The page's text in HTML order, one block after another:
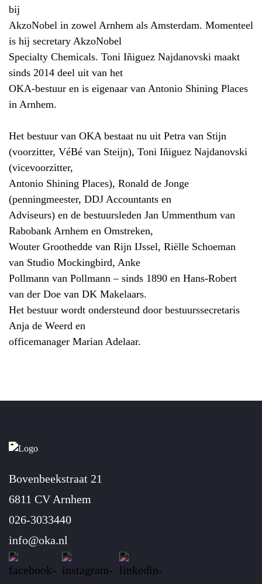
bij
AkzoNobel in zowel Arnhem als Amsterdam. Momenteel
is hij secretary AkzoNobel
Specialty Chemicals. Toni Iñiguez Najdanovski maakt
sinds 2014 deel uit van het
OKA-bestuur en is eigenaar van Antonio Shining Places
in Arnhem.
Het bestuur van OKA bestaat nu uit Petra van Stijn
(voorzitter, VéBé van Steijn), Toni Iñiguez Najdanovski
(vicevoorzitter,
Antonio Shining Places), Ronald de Jonge
(penningmeester, DDJ Accountants en
Adviseurs) en de bestuursleden Jan Ummenthum van
Rabobank Arnhem en Omstreken,
Wouter Groothedde van Rijn IJssel, Riëlle Schoeman
van Studio Mockingbird, Anke
Pollmann van Pollmann – sinds 1890 en Hans-Robert
van der Doe van DK Makelaars.
Het bestuur wordt ondersteund door bestuurssecretaris
Anja de Weerd en
officemanager Marian Adelaar.
Bovenbeekstraat 21
6811 CV Arnhem
026-3033440
info@oka.nl